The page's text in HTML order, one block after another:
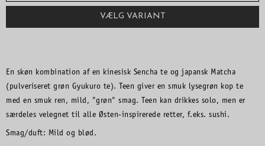
VÆLG VARIANT
En skøn kombination af en kinesisk Sencha te og japansk Matcha
(pulveriseret grøn Gyukuro te). Teen giver en smuk lysegrøn kop te
med en smuk ren, mild, "grøn" smag. Teen kan drikkes solo, men er
særdeles velegnet til alle Østen-inspirerede retter, f.eks. sushi.
Smag/duft: Mild og blød.